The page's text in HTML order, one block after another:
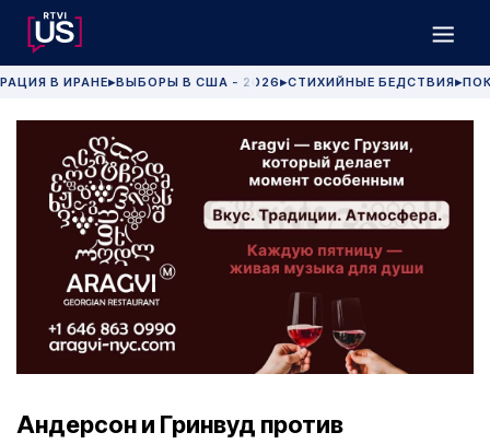
В ИРАНЕ▶ВЫБОРЫ В США - 2026 ▶СТИХИЙНЫЕ БЕДСТВИЯ▶
Андерсон и Гринвуд против